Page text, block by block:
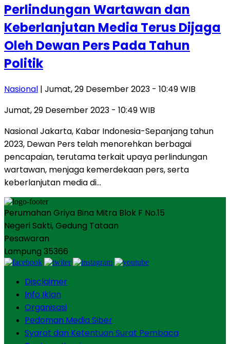
Perlindungan Wartawan dan
Keberlanjutan Media Terus Dijaga
Oleh Dewan Pers Pada Tahun
Politik
Nasional | Jumat, 29 Desember 2023 - 10:49 WIB
Jumat, 29 Desember 2023 - 10:49 WIB
Nasional Jakarta, Kabar Indonesia-Sepanjang tahun
2023, Dewan Pers telah menorehkan berbagai
pencapaian, terutama terkait upaya perlindungan
wartawan, menjaga kemerdekaan pers, serta
keberlanjutan media di…
Perumahan Griya Bina Mitra Blok F No.15
Negeri Sakti, Gedung Tataan
Pesawaran
Lampung 35366
Disclaimer
Info Iklan
Organisasi
Pedoman Media Siber
Syarat dan Ketentuan Surat Pembaca